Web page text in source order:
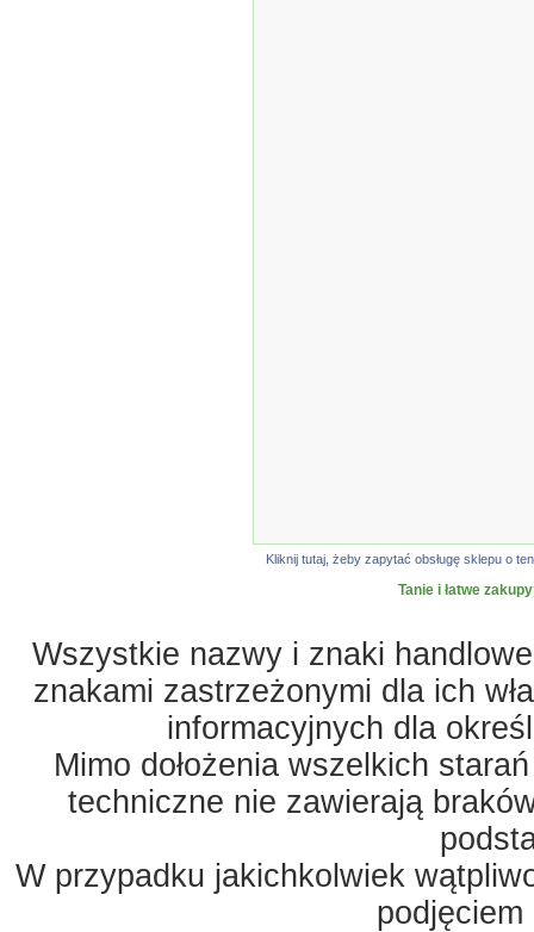
Kliknij tutaj, żeby zapytać obsługę sklepu o
Tanie i łatwe
Wszystkie nazwy i znaki
znakami zastrzeżonymi dla ich
informacyjnych dla
Mimo dołożenia wszelkich
techniczne nie zawierają
W przypadku jakichkolwiek